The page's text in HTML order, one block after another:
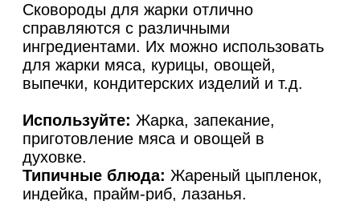
Сковороды для жарки отлично
справляются с различными
ингредиентами. Их можно использовать
для жарки мяса, курицы, овощей,
выпечки, кондитерских изделий и т.д.
Используйте: Жарка, запекание,
приготовление мяса и овощей в
духовке.
Типичные блюда: Жареный цыпленок,
индейка, прайм-риб, лазанья.